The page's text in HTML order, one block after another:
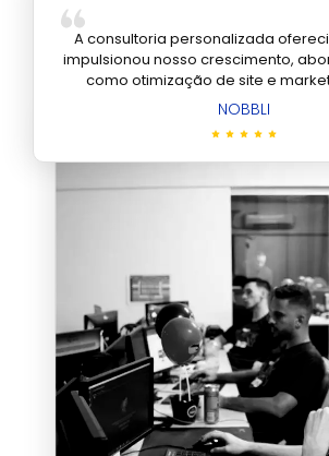
A consultoria personalizada
impulsionou nosso crescimento,
como otimização de site e
NOBBLI